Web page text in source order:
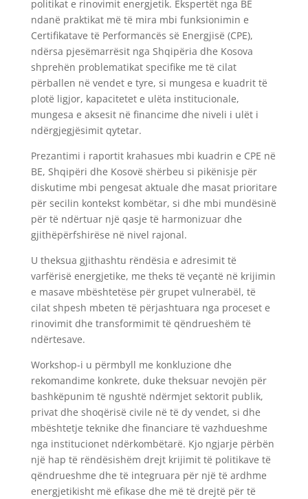
politikat e rinovimit energjetik. Ekspertët nga BE
ndanë praktikat më të mira mbi funksionimin e
Certifikatave të Performancës së Energjisë (CPE),
ndërsa pjesëmarrësit nga Shqipëria dhe Kosova
shprehën problematikat specifike me të cilat
përballen në vendet e tyre, si mungesa e kuadrit të
plotë ligjor, kapacitetet e ulëta institucionale,
mungesa e aksesit në financime dhe niveli i ulët i
ndërgjegjësimit qytetar.
Prezantimi i raportit krahasues mbi kuadrin e CPE në
BE, Shqipëri dhe Kosovë shërbeu si pikënisje për
diskutime mbi pengesat aktuale dhe masat prioritare
për secilin kontekst kombëtar, si dhe mbi mundësinë
për të ndërtuar një qasje të harmonizuar dhe
gjithëpërfshirëse në nivel rajonal.
U theksua gjithashtu rëndësia e adresimit të
varfërisë energjetike, me theks të veçantë në krijimin
e masave mbështetëse për grupet vulnerabël, të
cilat shpesh mbeten të përjashtuara nga proceset e
rinovimit dhe transformimit të qëndrueshëm të
ndërtesave.
Workshop-i u përmbyll me konkluzione dhe
rekomandime konkrete, duke theksuar nevojën për
bashkëpunim të ngushtë ndërmjet sektorit publik,
privat dhe shoqërisë civile në të dy vendet, si dhe
mbështetje teknike dhe financiare të vazhdueshme
nga institucionet ndërkombëtarë. Kjo ngjarje përbën
një hap të rëndësishëm drejt krijimit të politikave të
qëndrueshme dhe të integruara për një të ardhme
energjetikisht më efikase dhe më të drejtë për të